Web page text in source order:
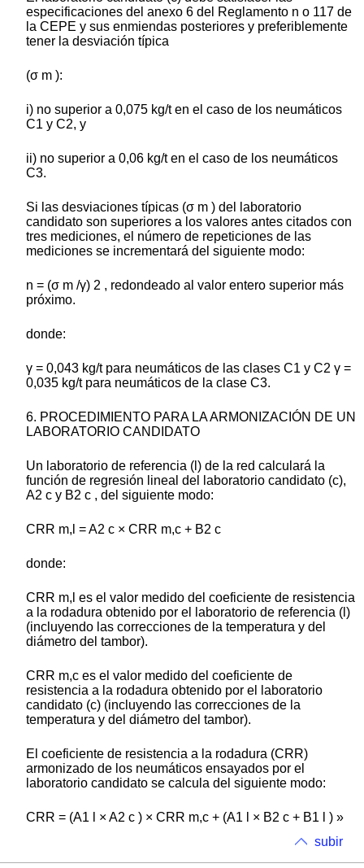
especificaciones del anexo 6 del Reglamento n o 117 de
la CEPE y sus enmiendas posteriores y preferiblemente
tener la desviación típica
(σ m ):
i) no superior a 0,075 kg/t en el caso de los neumáticos
C1 y C2, y
ii) no superior a 0,06 kg/t en el caso de los neumáticos
C3.
Si las desviaciones típicas (σ m ) del laboratorio
candidato son superiores a los valores antes citados con
tres mediciones, el número de repeticiones de las
mediciones se incrementará del siguiente modo:
n = (σ m /γ) 2 , redondeado al valor entero superior más
próximo.
donde:
γ = 0,043 kg/t para neumáticos de las clases C1 y C2 γ =
0,035 kg/t para neumáticos de la clase C3.
6. PROCEDIMIENTO PARA LA ARMONIZACIÓN DE UN
LABORATORIO CANDIDATO
Un laboratorio de referencia (l) de la red calculará la
función de regresión lineal del laboratorio candidato (c),
A2 c y B2 c , del siguiente modo:
CRR m,l = A2 c × CRR m,c + B2 c
donde:
CRR m,l es el valor medido del coeficiente de resistencia
a la rodadura obtenido por el laboratorio de referencia (l)
(incluyendo las correcciones de la temperatura y del
diámetro del tambor).
CRR m,c es el valor medido del coeficiente de
resistencia a la rodadura obtenido por el laboratorio
candidato (c) (incluyendo las correcciones de la
temperatura y del diámetro del tambor).
El coeficiente de resistencia a la rodadura (CRR)
armonizado de los neumáticos ensayados por el
laboratorio candidato se calcula del siguiente modo:
CRR = (A1 l × A2 c ) × CRR m,c + (A1 l × B2 c + B1 l ) »
subir